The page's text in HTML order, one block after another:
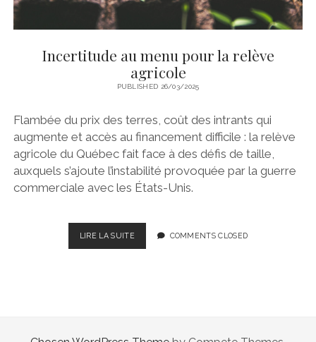
Incertitude au menu pour la relève
agricole
PUBLISHED 26/03/2025
Flambée du prix des terres, coût des intrants qui
augmente et accès au financement difficile : la relève
agricole du Québec fait face à des défis de taille,
auxquels s’ajoute l’instabilité provoquée par la guerre
commerciale avec les États-Unis.
LIRE LA SUITEINCERTITUDE
AU
COMMENTS CLOSED